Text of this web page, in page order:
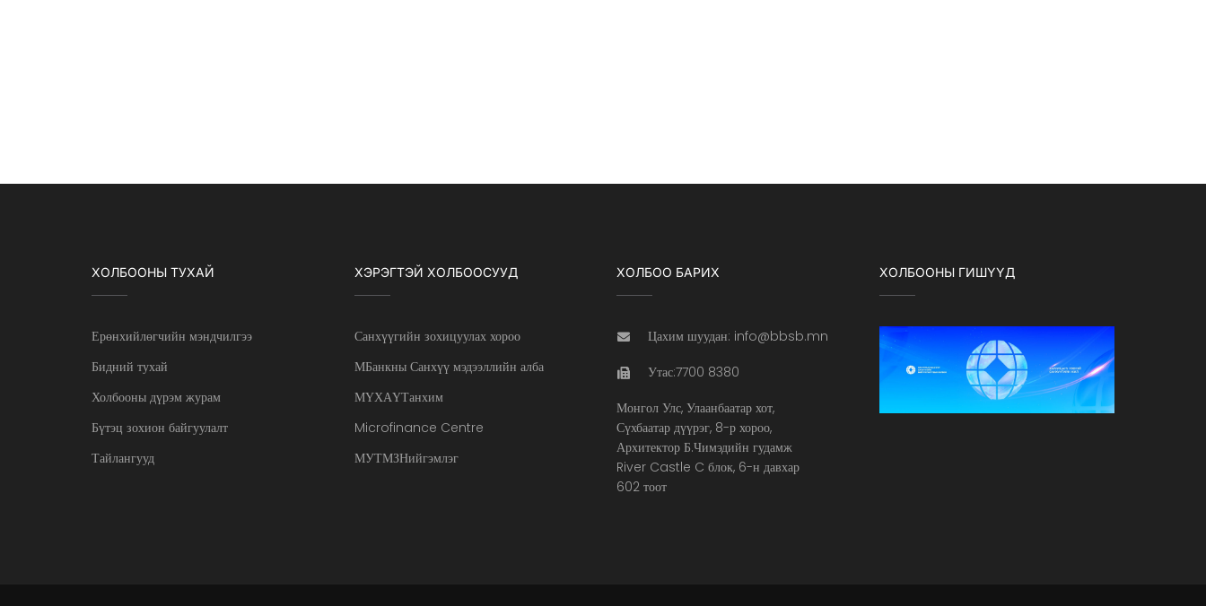
ХОЛБООНЫ ТУХАЙ
Ерөнхийлөгчийн мэндчилгээ
Бидний тухай
Холбооны дүрэм журам
Бүтэц зохион байгуулалт
Тайлангууд
ХЭРЭГТЭЙ ХОЛБООСУУД
Санхүүгийн зохицуулах хороо
МБанкны Санхүү мэдээллийн алба
МҮХАҮТанхим
Microfinance Centre
МУТМЗНийгэмлэг
ХОЛБОО БАРИХ
Цахим шуудан: info@bbsb.mn
Утас:7700 8380
Монгол Улс, Улаанбаатар хот,
Сүхбаатар дүүрэг, 8-р хороо,
Архитектор Б.Чимэдийн гудамж
River Castle C блок, 6-н давхар
602 тоот
ХОЛБООНЫ ГИШҮҮД